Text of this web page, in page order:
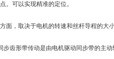
。可以实现精准的定位。
面，取决于电机的转速和丝杆导程的大
步齿形带传动是由电机驱动同步带的主